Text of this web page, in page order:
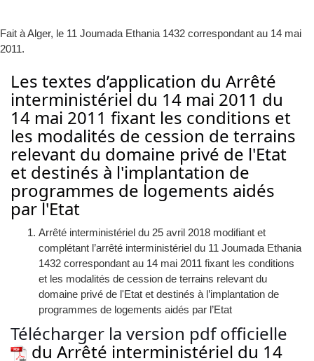
Fait à Alger, le 11 Joumada Ethania 1432 correspondant au 14 mai
2011.
Les textes d’application du Arrêté
interministériel du 14 mai 2011 du
14 mai 2011 fixant les conditions et
les modalités de cession de terrains
relevant du domaine privé de l'Etat
et destinés à l'implantation de
programmes de logements aidés
par l'Etat
Arrêté interministériel du 25 avril 2018 modifiant et
complétant l’arrêté interministériel du 11 Joumada Ethania
1432 correspondant au 14 mai 2011 fixant les conditions
et les modalités de cession de terrains relevant du
domaine privé de l'Etat et destinés à l’implantation de
programmes de logements aidés par l’Etat
Télécharger la version pdf officielle
du Arrêté interministériel du 14